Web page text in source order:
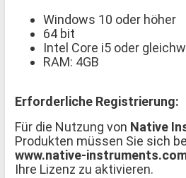
Windows 10 oder höher
64 bit
Intel Core i5 oder
RAM: 4GB
Erforderliche Registrierung:
Für die Nutzung von Native
Produkten müssen Sie sich
www.native-
Ihre Lizenz zu aktivieren.